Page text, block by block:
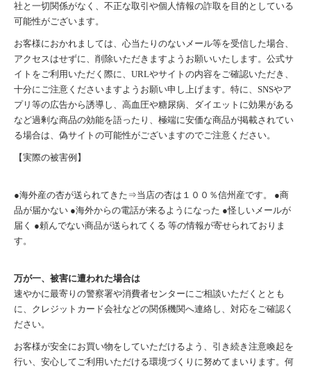
社と一切関係がなく、不正な取引や個人情報の詐取を目的としている
可能性がございます。
お客様におかれましては、心当たりのないメール等を受信した場合、
アクセスはせずに、削除いただきますようお願いいたします。公式サ
イトをご利用いただく際に、URLやサイトの内容をご確認いただき、
十分にご注意くださいますようお願い申し上げます。特に、SNSやア
プリ等の広告から誘導し、高血圧や糖尿病、ダイエットに効果がある
など過剰な商品の効能を語ったり、極端に安価な商品が掲載されてい
る場合は、偽サイトの可能性がございますのでご注意ください。
【実際の被害例】
●海外産の杏が送られてきた⇒当店の杏は１００％信州産です。 ●商
品が届かない ●海外からの電話が来るようになった ●怪しいメールが
届く ●頼んでない商品が送られてくる 等の情報が寄せられておりま
す。
万が一、被害に遭われた場合は
速やかに最寄りの警察署や消費者センターにご相談いただくととも
に、クレジットカード会社などの関係機関へ連絡し、対応をご確認く
ださい。
お客様が安全にお買い物をしていただけるよう、引き続き注意喚起を
行い、安心してご利用いただける環境づくりに努めてまいります。何